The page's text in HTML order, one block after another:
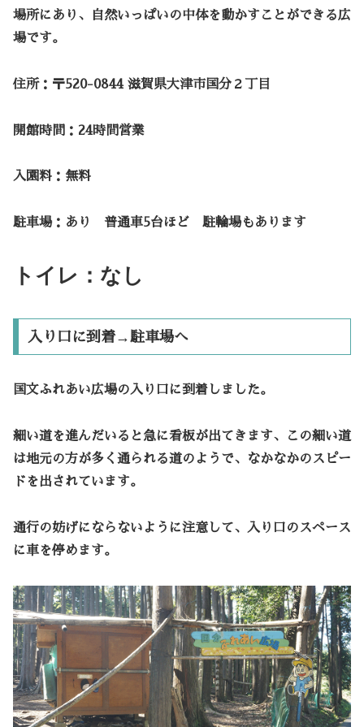
場所にあり、自然いっぱいの中体を動かすことができる広
場です。
住所：〒520-0844 滋賀県大津市国分２丁目
開館時間：24時間営業
入園料：無料
駐車場：あり 普通車5台ほど 駐輪場もあります
トイレ：なし
入り口に到着→駐車場へ
国文ふれあい広場の入り口に到着しました。
細い道を進んだいると急に看板が出てきます、この細い道
は地元の方が多く通られる道のようで、なかなかのスピー
ドを出されています。
通行の妨げにならないように注意して、入り口のスペース
に車を停めます。